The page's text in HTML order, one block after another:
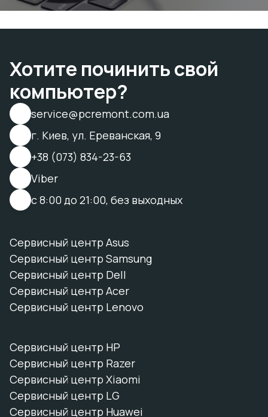
Хотите починить свой
компьютер?
service@pcremont.com.ua
г. Киев, ул. Ереванская, 9
+38 (073) 834-23-63
Viber
с 8:00 до 21:00, без выходных
Сервисный центр Asus
Сервисный центр Samsung
Сервисный центр Dell
Сервисный центр Acer
Сервисный центр Lenovo
Сервисный центр HP
Сервисный центр Razer
Сервисный центр Xiaomi
Сервисный центр LG
Сервисный центр Huawei